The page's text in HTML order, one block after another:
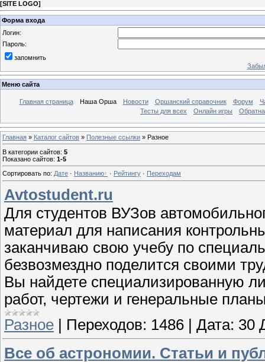
[SITE LOGO]
Форма входа
Логин:
Пароль:
запомнить
Меню сайта
Главная страница Наша Орша Новости Оршанский справочник Форум
Тесты для всех
Онлайн игры
Главная » Каталог сайтов » Полезные ссылки » Разное
В категории сайтов: 5
Показано сайтов: 1-5
Сортировать по: Дате · Названию · Рейтингу · Переходам
Avtostudent.ru
Для студентов ВУЗов
материал для написания
заканчиваю свою учебу по
безвозмездно поделится своими
Вы найдете специализированную
работ, чертежи и генеральные
Разное
Переходов: 1486 Дата: 30
Все об астрономии. Статьи и